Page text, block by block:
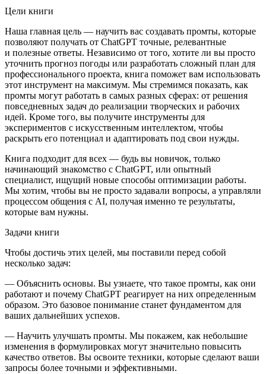
Цели книги
Наша главная цель — научить вас создавать промты, которые
позволяют получать от ChatGPT точные, релевантные
и полезные ответы. Независимо от того, хотите ли вы просто
уточнить прогноз погоды или разработать сложный план для
профессионального проекта, книга поможет вам использовать
этот инструмент на максимум. Мы стремимся показать, как
промты могут работать в самых разных сферах: от решения
повседневных задач до реализации творческих и рабочих
идей. Кроме того, вы получите инструменты для
экспериментов с искусственным интеллектом, чтобы
раскрыть его потенциал и адаптировать под свои нужды.
Книга подходит для всех — будь вы новичок, только
начинающий знакомство с ChatGPT, или опытный
специалист, ищущий новые способы оптимизации работы.
Мы хотим, чтобы вы не просто задавали вопросы, а управляли
процессом общения с AI, получая именно те результаты,
которые вам нужны.
Задачи книги
Чтобы достичь этих целей, мы поставили перед собой
несколько задач:
— Объяснить основы. Вы узнаете, что такое промты, как они
работают и почему ChatGPT реагирует на них определенным
образом. Это базовое понимание станет фундаментом для
ваших дальнейших успехов.
— Научить улучшать промты. Мы покажем, как небольшие
изменения в формулировках могут значительно повысить
качество ответов. Вы освоите техники, которые сделают ваши
запросы более точными и эффективными.